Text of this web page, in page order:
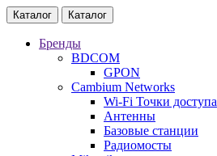
Каталог Каталог
Бренды
BDCOM
GPON
Cambium Networks
Wi-Fi Точки доступа
Антенны
Базовые станции
Радиомосты